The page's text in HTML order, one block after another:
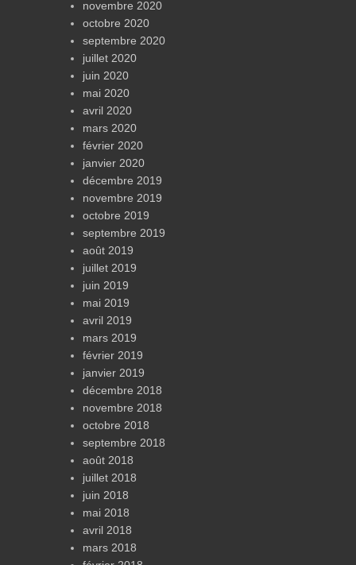
novembre 2020
octobre 2020
septembre 2020
juillet 2020
juin 2020
mai 2020
avril 2020
mars 2020
février 2020
janvier 2020
décembre 2019
novembre 2019
octobre 2019
septembre 2019
août 2019
juillet 2019
juin 2019
mai 2019
avril 2019
mars 2019
février 2019
janvier 2019
décembre 2018
novembre 2018
octobre 2018
septembre 2018
août 2018
juillet 2018
juin 2018
mai 2018
avril 2018
mars 2018